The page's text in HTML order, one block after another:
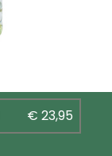
€ 23,95